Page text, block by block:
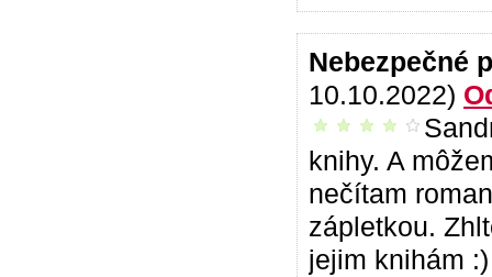
Nebezpečné
10.10.2022)
príjemné čítanie
knihy. A
nečítam
zápletkou.
jejim knihám :)